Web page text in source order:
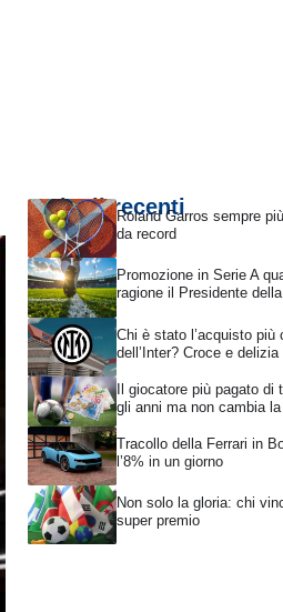
Articoli recentiRoland Garros sempre
da record
Promozione in Serie A
ragione il Presidente
Chi è stato l’acquisto
dell’Inter? Croce e
Il giocatore più pagato
gli anni ma non cambia
Tracollo della Ferrari in
l’8% in un giorno
Non solo la gloria: chi
super premio